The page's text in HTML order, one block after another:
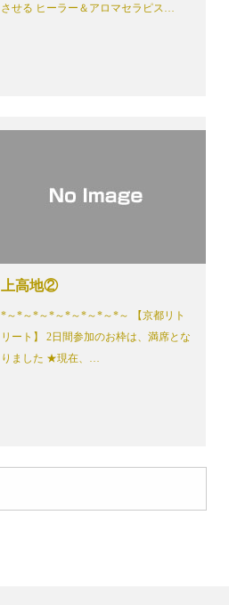
させる ヒーラー＆アロマセラピス…
上高地②
*～*～*～*～*～*～*～*～ 【京都リト
リート】 2日間参加のお枠は、満席とな
りました ★現在、…